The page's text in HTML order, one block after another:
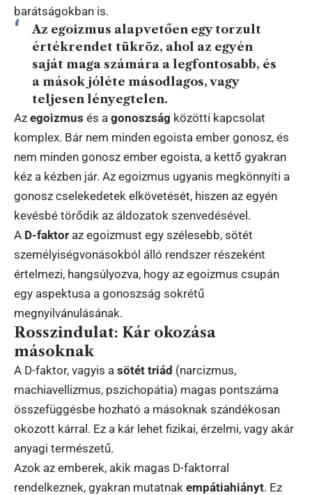
barátságokban is.
Az egoizmus alapvetően egy torzult
értékrendet tükröz, ahol az egyén
saját maga számára a legfontosabb, és
a mások jóléte másodlagos, vagy
teljesen lényegtelen.
Az egoizmus és a gonoszság közötti kapcsolat
komplex. Bár nem minden egoista ember gonosz, és
nem minden gonosz ember egoista, a kettő gyakran
kéz a kézben jár. Az egoizmus ugyanis megkönnyíti a
gonosz cselekedetek elkövetését, hiszen az egyén
kevésbé törődik az áldozatok szenvedésével.
A D-faktor az egoizmust egy szélesebb, sötét
személyiségvonásokból álló rendszer részeként
értelmezi, hangsúlyozva, hogy az egoizmus csupán
egy aspektusa a gonoszság sokrétű
megnyilvánulásának.
Rosszindulat: Kár okozása
másoknak
A D-faktor, vagyis a sötét triád (narcizmus,
machiavellizmus, pszichopátia) magas pontszáma
összefüggésbe hozható a másoknak szándékosan
okozott kárral. Ez a kár lehet fizikai, érzelmi, vagy akár
anyagi természetű.
Azok az emberek, akik magas D-faktorral
rendelkeznek, gyakran mutatnak empátiahiányt. Ez